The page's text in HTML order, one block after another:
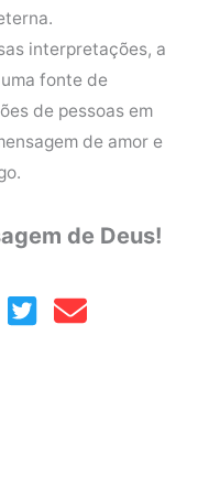
interpretações, a
fonte de
de pessoas em
de amor e
de Deus!